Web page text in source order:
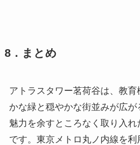
8．まとめ
アトラスタワー茗荷谷は、教
かな緑と穏やかな街並みが広
魅力を余すところなく取り入
です。東京メトロ丸ノ内線を